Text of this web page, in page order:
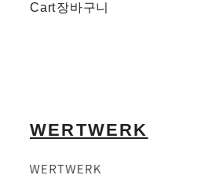
Cart장바구니
WERTWERK